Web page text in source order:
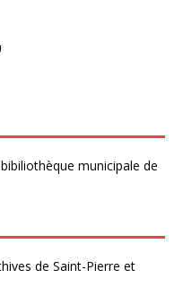
municipale de
de Saint-Pierre et